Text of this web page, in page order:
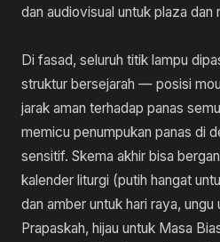
dan audiovisual untuk plaza dan
Di fasad, seluruh titik lampu
struktur bersejarah — posisi
jarak aman terhadap panas
memicu penumpukan panas di
sensitif. Skema akhir bisa
kalender liturgi (putih hangat
dan amber untuk hari raya, ungu
Prapaskah, hijau untuk Masa